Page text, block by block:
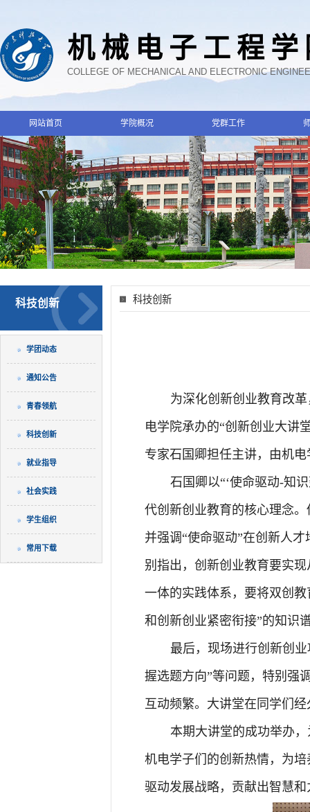
机械电子工程
COLLEGE OF MECHANICAL AND ELECTRONIC
网站首页 学院概况 党群工作
科技创新
学团动态
通知公告
青春领航
科技创新
就业指导
社会实践
学生组织
常用下载
科技创新
为深化创新创业教育改
电学院承办的“创新创业大讲
专家石国卿担任主讲，由机
石国卿以“‘使命驱动-知
代创新创业教育的核心理念。
并强调“使命驱动”在创新人
别指出，创新创业教育要实
一体的实践体系 ，要将双创
和创新创业紧密衔接”的知识
最后，现场进行创新创
握选题方向”等问题，特别强
互动频繁。大讲堂在同学们
本期大讲堂的成功举办
机电学子们的创新热情，为
驱动发展战略，贡献出智慧